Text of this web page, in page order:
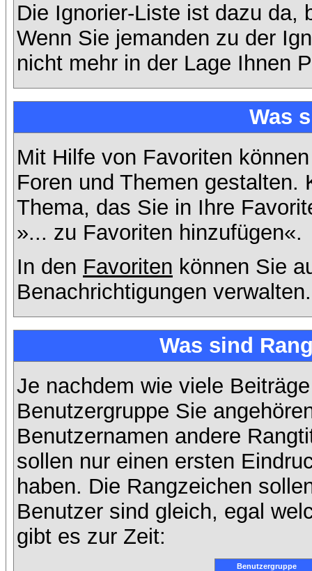
Die Ignorier-Liste ist dazu da,
Wenn Sie jemanden zu der
nicht mehr in der Lage Ihnen
Was
Mit Hilfe von Favoriten
Foren und Themen gestalten.
Thema, das Sie in Ihre
»... zu Favoriten hinzufügen«.
In den Favoriten können Sie
Benachrichtigungen verwalten.
Was sind
Je nachdem wie viele
Benutzergruppe Sie
Benutzernamen andere
sollen nur einen ersten
haben. Die Rangzeichen
Benutzer sind gleich, egal
gibt es zur Zeit:
Benutzergruppe